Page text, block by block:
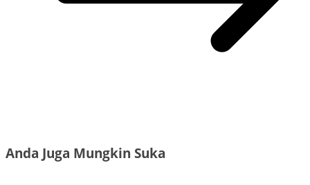
Anda Juga Mungkin Suka